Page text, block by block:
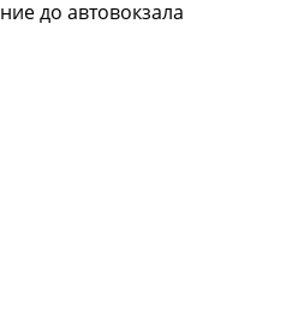
до автовокзала